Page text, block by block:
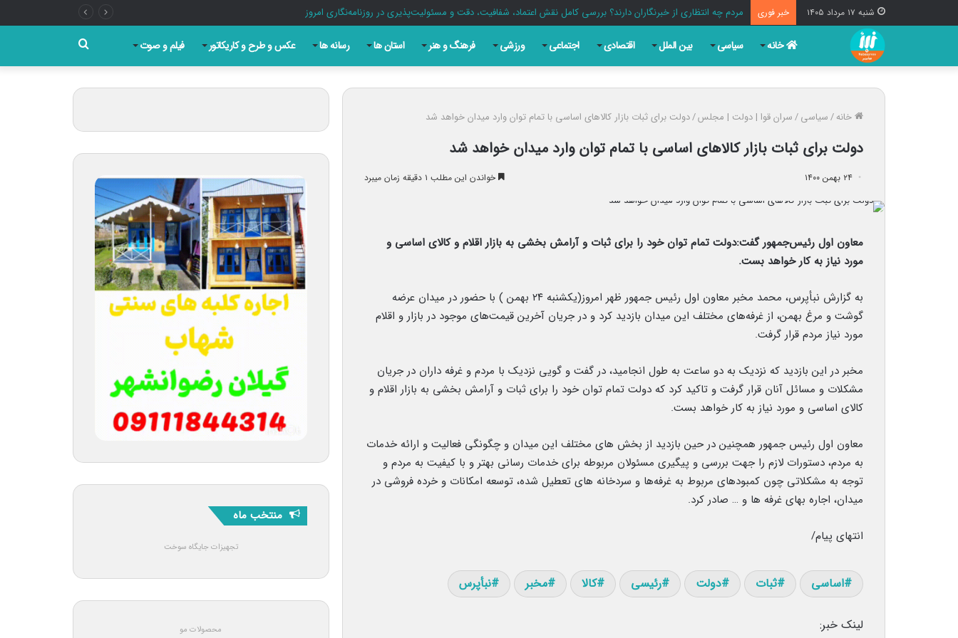
شنبه ۱۷ مرداد ۱۴۰۵ خبر فوری استاندار تهران: دفاع از ایران گاه در یک تیتر دقیق و یک قلم مسئولانه خلاصه می شود
خانه سیاسی بین الملل اقتصادی اجتماعی ورزشی فرهنگ و هنر استان ها رسانه ها عکس و طرح و کاریکاتور فیلم و صوت
برای
خانه/سیاسی/سران قوا | دولت | مجلس/دولت برای ثبات بازار کالاهای اساسی با تمام توان وارد میدان خواهد شد
دولت برای ثبات بازار کالاهای اساسی با تمام توان وارد میدان خواهد شد
۲۴ بهمن ۱۴۰۰ خواندن این مطلب ۱ دقیقه زمان میبرد
معاون اول رئیس‌جمهور گفت:دولت تمام توان خود را برای ثبات و آرامش بخشی به بازار اقلام و کالای اساسی و
مورد نیاز به کار خواهد بست.
به گزارش نبأپرس، محمد مخبر معاون اول رئیس جمهور ظهر امروز(یکشنبه ۲۴ بهمن ) با حضور در میدان عرضه
گوشت و مرغ بهمن، از غرفه‌های مختلف این میدان بازدید کرد و در جریان آخرین قیمت‌های موجود در بازار و اقلام
مورد نیاز مردم قرار گرفت.
مخبر در این بازدید که نزدیک به دو ساعت به طول انجامید، در گفت و گویی نزدیک با مردم و غرفه داران در جریان
مشکلات و مسائل آنان قرار گرفت و تاکید کرد که دولت تمام توان خود را برای ثبات و آرامش بخشی به بازار اقلام و
کالای اساسی و مورد نیاز به کار خواهد بست.
معاون اول رئیس جمهور همچنین در حین بازدید از بخش های مختلف این میدان و چگونگی فعالیت و ارائه خدمات
به مردم، دستورات لازم را جهت بررسی و پیگیری مسئولان مربوطه برای خدمات رسانی بهتر و با کیفیت به مردم و
توجه به مشکلاتی چون کمبودهای مربوط به غرفه‌ها و سردخانه های تعطیل شده، توسعه امکانات و خرده فروشی در
میدان، اجاره بهای غرفه ها و … صادر کرد.
انتهای پیام/
اساسی ثبات دولت رئیسی کالا مخبر نبأپرس
لینک خبر:
منتخب ماه
تجهیزات جایگاه سوخت
محصولات مو